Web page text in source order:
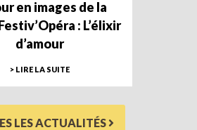
en images de la
: L’élixir
d’amour
> LIRE LA SUITE
LES ACTUALITÉS